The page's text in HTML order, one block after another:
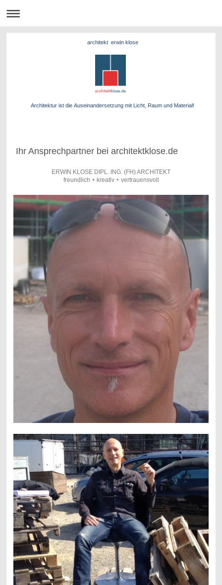
architekt erwin klose
Architektur ist die Auseinandersetzung mit Licht, Raum und Material!
Ihr Ansprechpartner bei architektklose.de
ERWIN KLOSE DIPL. ING. (FH) ARCHITEKT
freundlich + kreativ + vertrauensvoll